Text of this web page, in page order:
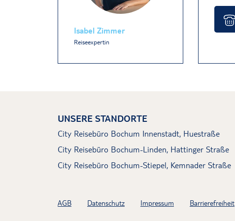
Isabel Zimmer
Reiseexpertin
UNSERE STANDORTE
City Reisebüro Bochum Innenstadt, Huestraße
City Reisebüro Bochum-Linden, Hattinger Straße
City Reisebüro Bochum-Stiepel, Kemnader Straße
AGB Datenschutz Impressum Barrierefreiheit